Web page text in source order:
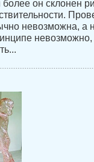
он склонен
невозможна, а
невозможно,